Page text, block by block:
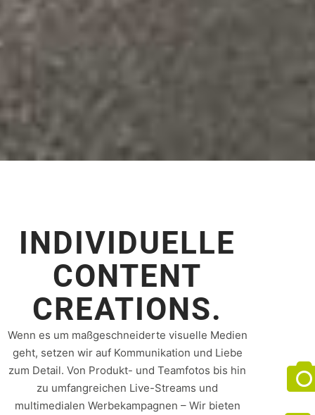
INDIVIDUELLE
CONTENT
CREATIONS.
Wenn es um maßgeschneiderte visuelle Medien
geht, setzen wir auf Kommunikation und Liebe
zum Detail. Von Produkt- und Teamfotos bis hin
zu umfangreichen Live-Streams und
multimedialen Werbekampagnen – Wir bieten